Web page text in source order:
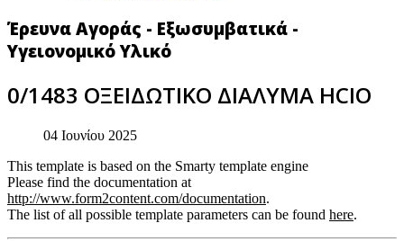
Έρευνα Αγοράς - Εξωσυμβατικά -
Υγειονομικό Υλικό
0/1483 ΟΞΕΙΔΩΤΙΚΟ ΔΙΑΛΥΜΑ HCΙO
04 Ιουνίου 2025
This template is based on the Smarty template engine
Please find the documentation at
http://www.form2content.com/documentation.
The list of all possible template parameters can be found here.